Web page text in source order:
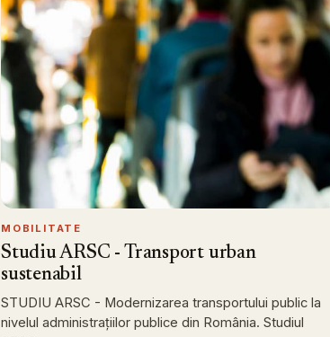
MOBILITATE
Studiu ARSC - Transport urban
sustenabil
STUDIU ARSC - Modernizarea transportului public la
nivelul administrațiilor publice din România. Studiul